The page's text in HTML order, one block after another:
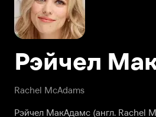
Rachel McAdams
Рэйчел
Рэйчел МакАдамс (англ. Rachel